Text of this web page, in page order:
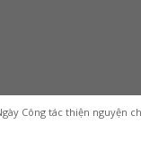
Công tác thiện nguyện